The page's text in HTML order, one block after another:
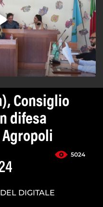
Consiglio
difesa
5024
DIGITALE